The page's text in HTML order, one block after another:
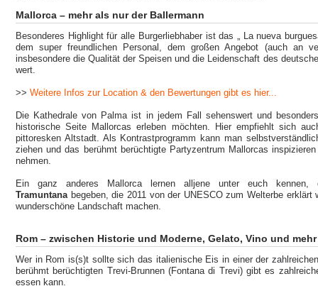
Mallorca – mehr als nur der Ballermann
Besonderes Highlight für alle Burgerliebhaber ist das „ La nueva
dem super freundlichen Personal, dem großen Angebot (auch an
insbesondere die Qualität der Speisen und die Leidenschaft des
wert.
>> Weitere Infos zur Location & den Bewertungen gibt es hier...
Die Kathedrale von Palma ist in jedem Fall sehenswert und
historische Seite Mallorcas erleben möchten. Hier empfiehlt sich
pittoresken Altstadt. Als Kontrastprogramm kann man
ziehen und das berühmt berüchtigte Partyzentrum Mallorcas
nehmen.
Ein ganz anderes Mallorca lernen alljene unter euch
Tramuntanabegeben, die 2011 von der UNESCO zum Welterbe erklärt
wunderschöne Landschaft machen.
Rom – zwischen Historie und Moderne, Gelato, Vino und mehr
Wer in Rom is(s)t sollte sich das italienische Eis in einer der
berühmt berüchtigten Trevi-Brunnen (Fontana di Trevi) gibt es
essen kann.